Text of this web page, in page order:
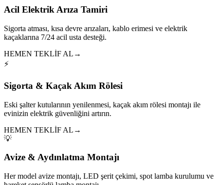
Acil Elektrik Arıza Tamiri
Sigorta atması, kısa devre arızaları, kablo erimesi ve elektrik
kaçaklarına 7/24 acil usta desteği.
HEMEN TEKLİF AL →
⚡
Sigorta & Kaçak Akım Rölesi
Eski şalter kutularının yenilenmesi, kaçak akım rölesi montajı ile
evinizin elektrik güvenliğini artırın.
HEMEN TEKLİF AL →
💡
Avize & Aydınlatma Montajı
Her model avize montajı, LED şerit çekimi, spot lamba kurulumu ve